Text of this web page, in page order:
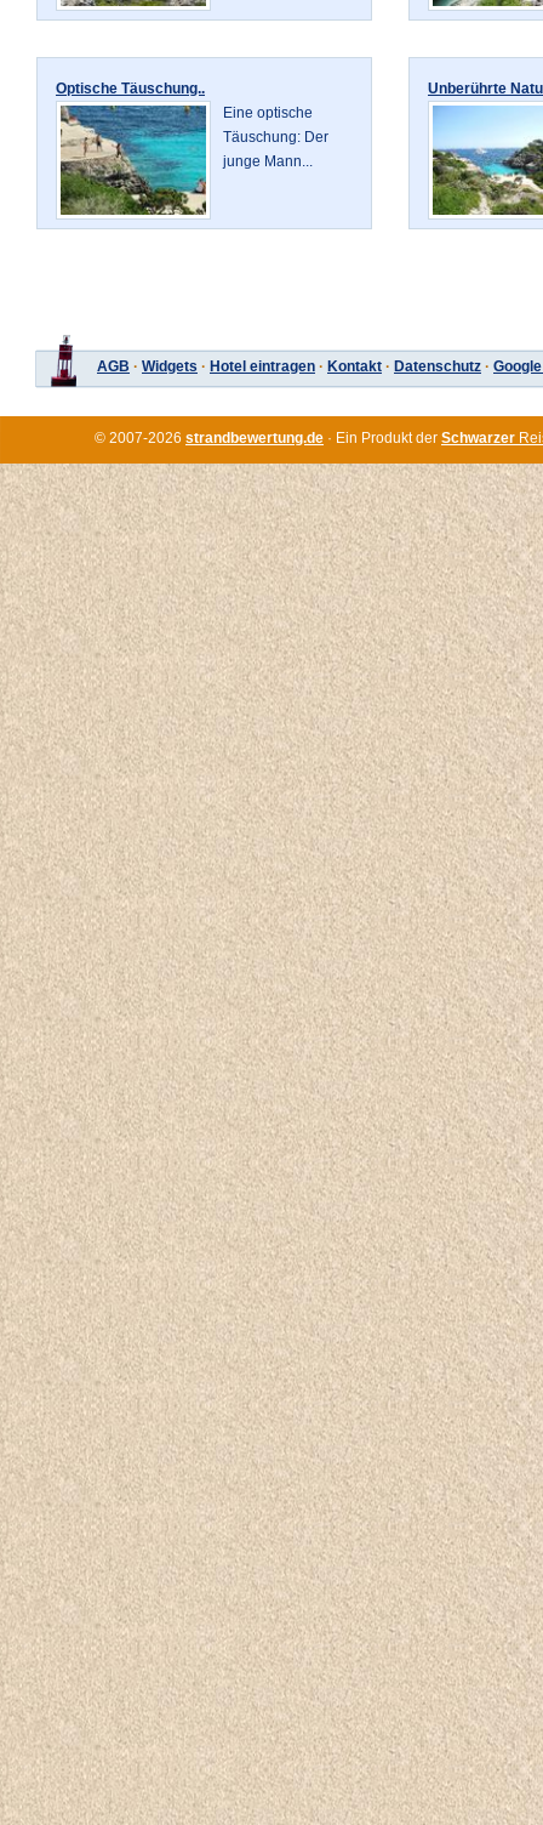
Optische Täuschung..
Eine optische
Täuschung: Der
junge Mann...
Unberührte
AGB · Widgets · Hotel eintragen · Kontakt · Datenschutz ·
© 2007-2026 strandbewertung.de · Ein Produkt der Schwarzer